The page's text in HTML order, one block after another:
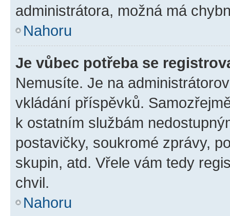
administrátora, možná má
Nahoru
Je vůbec potřeba se
Nemusíte. Je na
vkládání příspěvků.
k ostatním službám
postavičky, soukromé zprávy,
skupin, atd. Vřele vám tedy
chvil.
Nahoru